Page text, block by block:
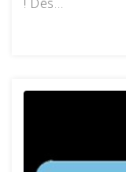
! Des…